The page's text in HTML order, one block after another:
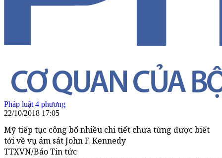
Pháp luật 4 phương
22/10/2018 17:05
Mỹ tiếp tục công bố nhiều chi tiết chưa từng được biết
tới về vụ ám sát John F. Kennedy
TTXVN/Báo Tin tức